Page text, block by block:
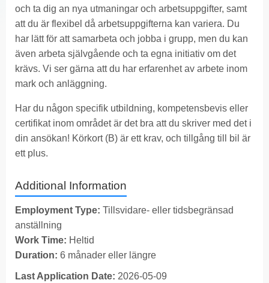
och ta dig an nya utmaningar och arbetsuppgifter, samt
att du är flexibel då arbetsuppgifterna kan variera. Du
har lätt för att samarbeta och jobba i grupp, men du kan
även arbeta självgående och ta egna initiativ om det
krävs. Vi ser gärna att du har erfarenhet av arbete inom
mark och anläggning.
Har du någon specifik utbildning, kompetensbevis eller
certifikat inom området är det bra att du skriver med det i
din ansökan! Körkort (B) är ett krav, och tillgång till bil är
ett plus.
Additional Information
Employment Type: Tillsvidare- eller tidsbegränsad
anställning
Work Time: Heltid
Duration: 6 månader eller längre
Last Application Date: 2026-05-09